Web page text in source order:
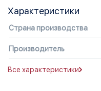
Характеристики
Страна производства
Производитель
Все характеристики